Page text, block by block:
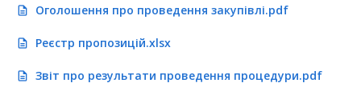
description Оголошення про проведення закупівлі.pdf
description Реєстр пропозицій.xlsx
description Звіт про результати проведення процедури.pdf